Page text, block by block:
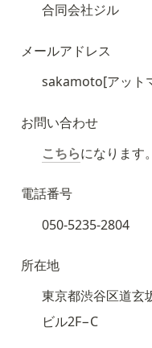
合同会社ジル
メールアドレス
sakamoto[アット
お問い合わせ
こちらになります。
電話番号
050-5235-2804
所在地
東京都渋谷区道玄
ビル2F−C